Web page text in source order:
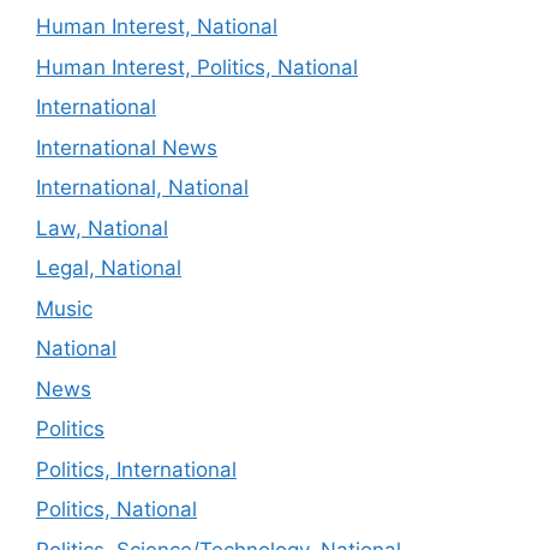
Human Interest, National
Human Interest, Politics, National
International
International News
International, National
Law, National
Legal, National
Music
National
News
Politics
Politics, International
Politics, National